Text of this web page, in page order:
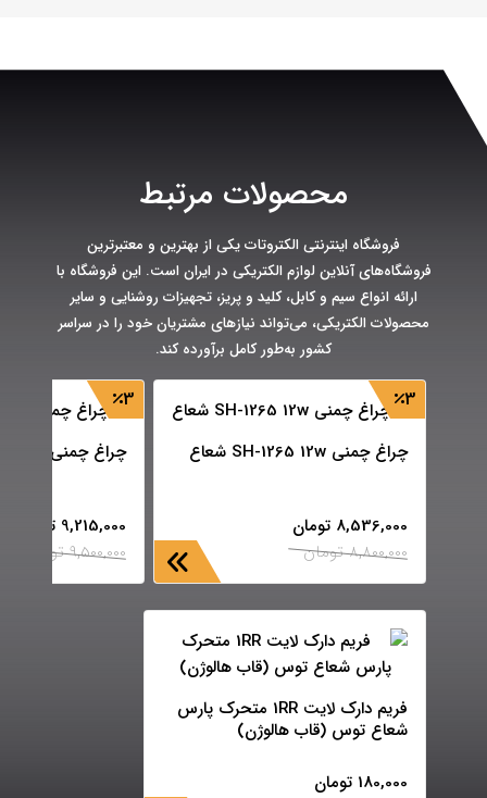
محصولات مرتبط
فروشگاه اینترنتی الکتروتات یکی از بهترین و معتبرترین
فروشگاه‌های آنلاین لوازم الکتریکی در ایران است. این فروشگاه با
ارائه انواع سیم و کابل، کلید و پریز، تجهیزات روشنایی و سایر
محصولات الکتریکی، می‌تواند نیازهای مشتریان خود را در سراسر
کشور به‌طور کامل برآورده کند.
3
چراغ چمنی SH-1265 12w شعاع
8,536,000 تومان
8,800,000 تومان
3
چراغ چمنی SH-1268 12w شعاع
9,215,000 تومان
9,500,000 تومان
فریم دارک لایت 1RR متحرک پارس
شعاع توس (قاب هالوژن)
180,000 تومان